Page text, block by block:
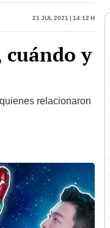
21 Jul 2021 | 14:12 h
cuándo y
relacionaron